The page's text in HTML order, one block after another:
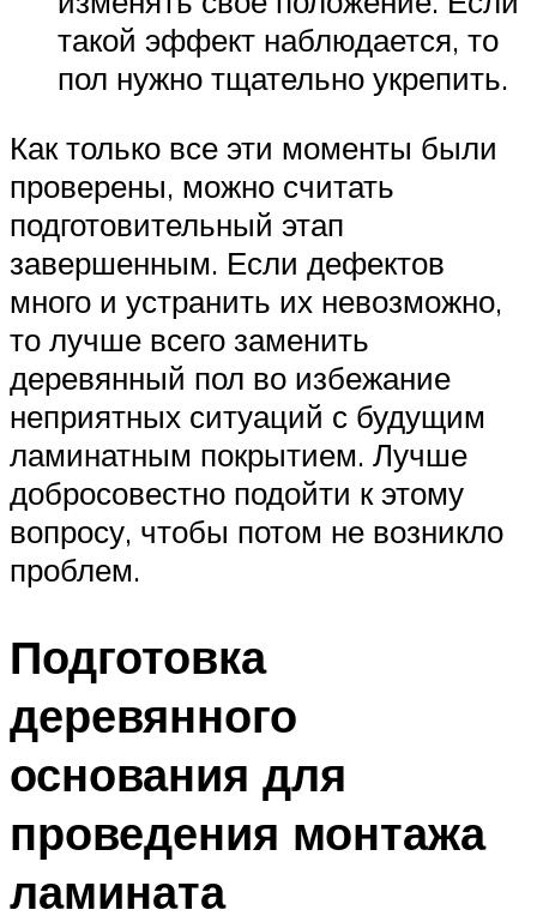
такой эффект наблюдается, то
пол нужно тщательно укрепить.
Как только все эти моменты были
проверены, можно считать
подготовительный этап
завершенным. Если дефектов
много и устранить их невозможно,
то лучше всего заменить
деревянный пол во избежание
неприятных ситуаций с будущим
ламинатным покрытием. Лучше
добросовестно подойти к этому
вопросу, чтобы потом не возникло
проблем.
Подготовка
деревянного
основания для
проведения монтажа
ламината